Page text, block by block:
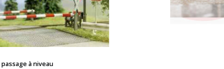
passage à niveau